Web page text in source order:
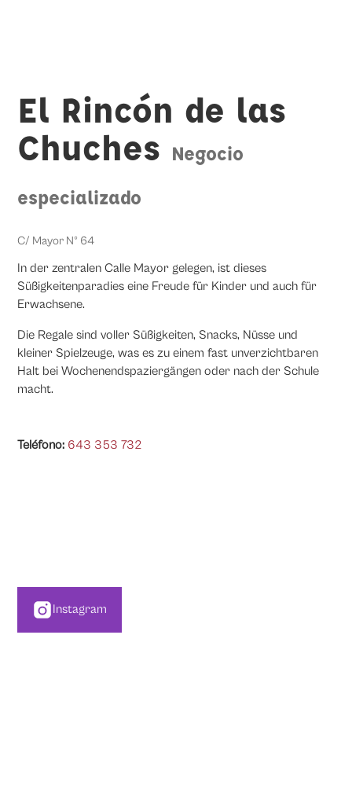
El Rincón de las
Chuches Negocio
especializado
C/ Mayor Nº 64
In der zentralen Calle Mayor gelegen, ist dieses
Süßigkeitenparadies eine Freude für Kinder und auch für
Erwachsene.
Die Regale sind voller Süßigkeiten, Snacks, Nüsse und
kleiner Spielzeuge, was es zu einem fast unverzichtbaren
Halt bei Wochenendspaziergängen oder nach der Schule
macht.
Teléfono: 643 353 732
Instagram